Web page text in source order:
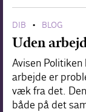
DIB • BLOG
Uden
Avisen
arbejde er
væk fra det.
både på det